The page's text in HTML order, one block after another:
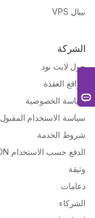
نيبال VPS
الشركة
حول لايت نود
مواقع العقدة
سياسة الخصوصية
سياسة الاستخدام المقبول
شروط الخدمة
الدفع حسب الاستخدام CDN
وثيقة
دعامات
الشركاء